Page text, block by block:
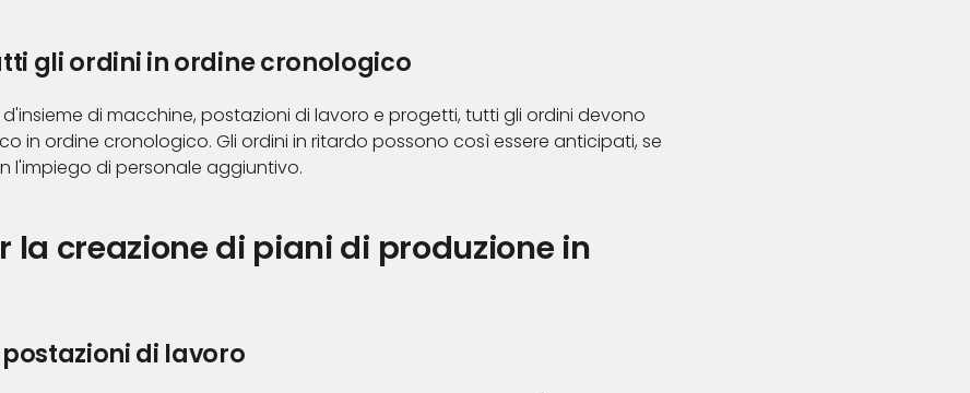
gli ordini in ordine cronologico
di macchine, postazioni di lavoro e progetti, tutti gli ordini devono
in ordine cronologico. Gli ordini in ritardo possono così essere anticipati, se
l'impiego di personale aggiuntivo.
la creazione di piani di produzione in
di lavoro